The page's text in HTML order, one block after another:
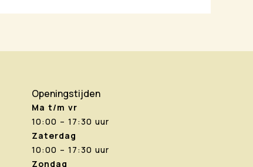
Openingstijden
Ma t/m vr
10:00 – 17:30 uur
Zaterdag
10:00 – 17:30 uur
Zondag